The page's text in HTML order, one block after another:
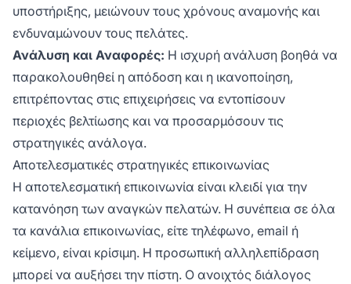
υποστήριξης, μειώνουν τους χρόνους αναμονής και
ενδυναμώνουν τους πελάτες.
Ανάλυση και Αναφορές: Η ισχυρή ανάλυση βοηθά να
παρακολουθηθεί η απόδοση και η ικανοποίηση,
επιτρέποντας στις επιχειρήσεις να εντοπίσουν
περιοχές βελτίωσης και να προσαρμόσουν τις
στρατηγικές ανάλογα.
Αποτελεσματικές στρατηγικές επικοινωνίας
Η αποτελεσματική επικοινωνία είναι κλειδί για την
κατανόηση των αναγκών πελατών. Η συνέπεια σε όλα
τα κανάλια επικοινωνίας, είτε τηλέφωνο, email ή
κείμενο, είναι κρίσιμη. Η προσωπική αλληλεπίδραση
μπορεί να αυξήσει την πίστη. Ο ανοιχτός διάλογος